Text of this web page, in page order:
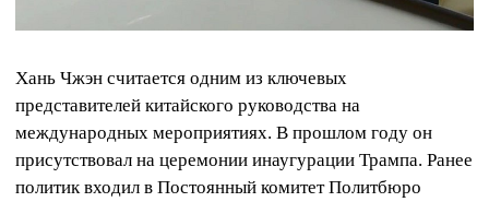
Хань Чжэн считается одним из ключевых
представителей китайского руководства на
международных мероприятиях. В прошлом году он
присутствовал на церемонии инаугурации Трампа. Ранее
политик входил в Постоянный комитет Политбюро